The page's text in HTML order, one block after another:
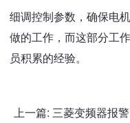
细调控制参数，确保电
做的工作，而这部分工
员积累的经验。
上一篇: 三菱变频器报